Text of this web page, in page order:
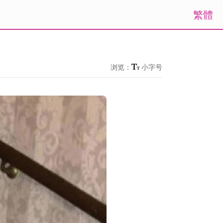
繁體
浏览： 小字号